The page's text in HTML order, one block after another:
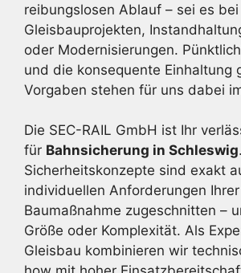
reibungslosen Ablauf – sei es bei
Gleisbauprojekten,
oder Modernisierungen.
und die konsequente Einhaltung
Vorgaben stehen für uns dabei
Die SEC-RAIL GmbH ist Ihr
für Bahnsicherung in Schleswig
Sicherheitskonzepte sind exakt
individuellen Anforderungen Ihrer
Baumaßnahme zugeschnitten –
Größe oder Komplexität. Als
Gleisbau kombinieren wir